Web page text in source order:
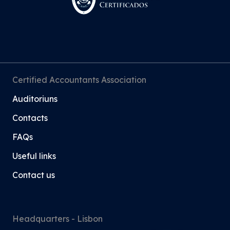
Certified Accountants Association
Auditoriuns
Contacts
FAQs
Useful links
Contact us
Headquarters - Lisbon